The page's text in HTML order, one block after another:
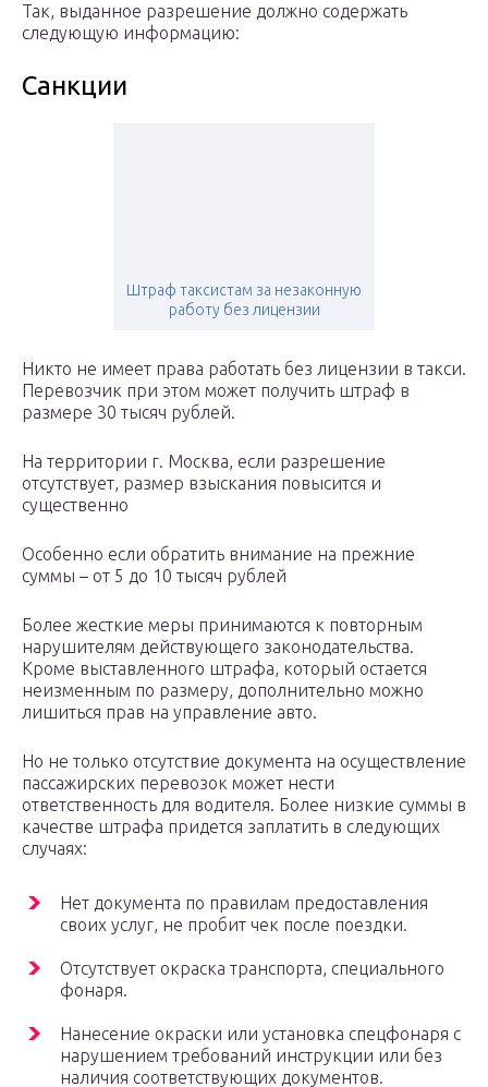
Так, выданное разрешение должно содержать
следующую информацию:
Санкции
Штраф таксистам за незаконную
работу без лицензии
Никто не имеет права работать без лицензии в такси.
Перевозчик при этом может получить штраф в
размере 30 тысяч рублей.
На территории г. Москва, если разрешение
отсутствует, размер взыскания повысится и
существенно
Особенно если обратить внимание на прежние
суммы – от 5 до 10 тысяч рублей
Более жесткие меры принимаются к повторным
нарушителям действующего законодательства.
Кроме выставленного штрафа, который остается
неизменным по размеру, дополнительно можно
лишиться прав на управление авто.
Но не только отсутствие документа на осуществление
пассажирских перевозок может нести
ответственность для водителя. Более низкие суммы в
качестве штрафа придется заплатить в следующих
случаях:
Нет документа по правилам предоставления
своих услуг, не пробит чек после поездки.
Отсутствует окраска транспорта, специального
фонаря.
Нанесение окраски или установка спецфонаря с
нарушением требований инструкции или без
наличия соответствующих документов.